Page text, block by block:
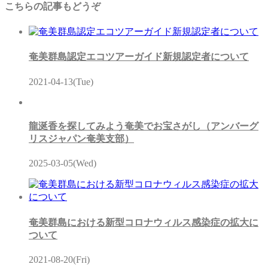
こちらの記事もどうぞ
奄美群島認定エコツアーガイド新規認定者について
2021-04-13(Tue)
龍涎香を探してみよう奄美でお宝さがし（アンバーグ
リスジャパン奄美支部）
2025-03-05(Wed)
奄美群島における新型コロナウィルス感染症の拡大に
ついて
2021-08-20(Fri)